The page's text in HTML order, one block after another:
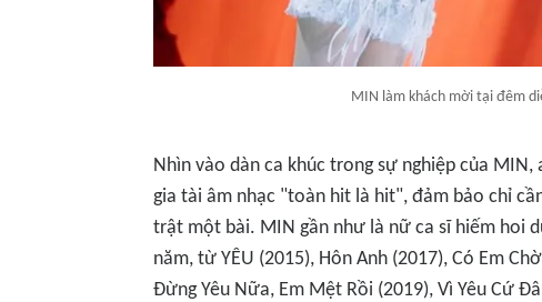
MIN làm khách mời tại đêm
Nhìn vào dàn ca khúc trong sự nghiệp của
gia tài âm nhạc "toàn hit là hit", đảm bảo chỉ
trật một bài. MIN gần như là nữ ca sĩ hiếm hoi
năm, từ YÊU (2015), Hôn Anh (2017), Có Em
Đừng Yêu Nữa, Em Mệt Rồi (2019), Vì Yêu Cứ